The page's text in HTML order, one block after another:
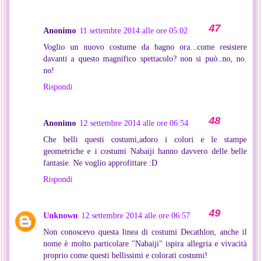
Anonimo 11 settembre 2014 alle ore 05:02
Voglio un nuovo costume da bagno ora...come resistere
davanti a questo magnifico spettacolo? non si può..no, no.
no!
Rispondi
Anonimo 12 settembre 2014 alle ore 06:54
Che belli questi costumi,adoro i colori e le stampe
geometriche e i costumi Nabaiji hanno davvero delle belle
fantasie. Ne voglio approfittare :D
Rispondi
Unknown 12 settembre 2014 alle ore 06:57
Non conoscevo questa linea di costumi Decathlon, anche il
nome è molto particolare "Nabaiji" ispira allegria e vivacità
proprio come questi bellissimi e colorati costumi!